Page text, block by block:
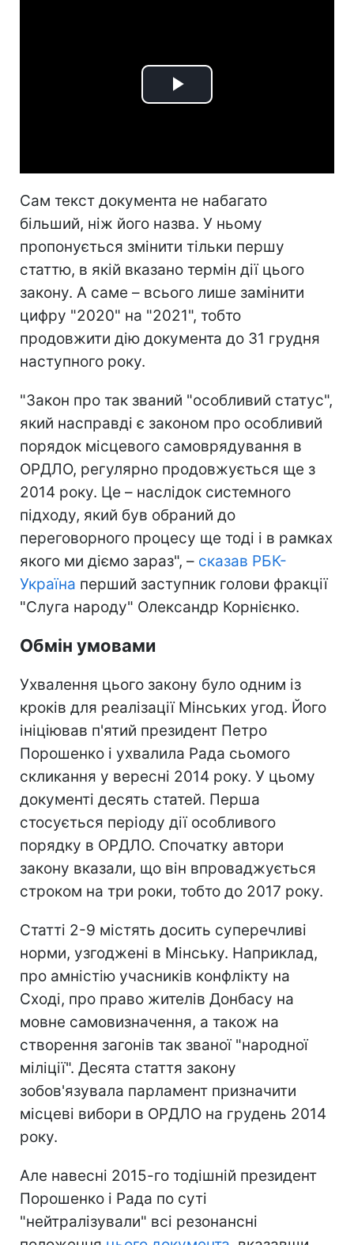
Play
Сам текст документа не набагато
більший, ніж його назва. У ньому
пропонується змінити тільки першу
статтю, в якій вказано термін дії цього
закону. А саме – всього лише замінити
цифру "2020" на "2021", тобто
продовжити дію документа до 31 грудня
наступного року.
"Закон про так званий "особливий статус",
який насправді є законом про особливий
порядок місцевого самоврядування в
ОРДЛО, регулярно продовжується ще з
2014 року. Це – наслідок системного
підходу, який був обраний до
переговорного процесу ще тоді і в рамках
якого ми діємо зараз", – сказав РБК-
Україна перший заступник голови фракції
"Слуга народу" Олександр Корнієнко.
Обмін умовами
Ухвалення цього закону було одним із
кроків для реалізації Мінських угод. Його
ініціював п'ятий президент Петро
Порошенко і ухвалила Рада сьомого
скликання у вересні 2014 року. У цьому
документі десять статей. Перша
стосується періоду дії особливого
порядку в ОРДЛО. Спочатку автори
закону вказали, що він впроваджується
строком на три роки, тобто до 2017 року.
Статті 2-9 містять досить суперечливі
норми, узгоджені в Мінську. Наприклад,
про амністію учасників конфлікту на
Сході, про право жителів Донбасу на
мовне самовизначення, а також на
створення загонів так званої "народної
міліції". Десята стаття закону
зобов'язувала парламент призначити
місцеві вибори в ОРДЛО на грудень 2014
року.
Але навесні 2015-го тодішній президент
Порошенко і Рада по суті
"нейтралізували" всі резонансні